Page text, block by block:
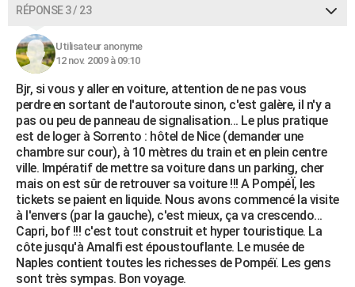
RÉPONSE 3 / 23
Utilisateur anonyme
12 nov. 2009 à 09:10
Bjr, si vous y aller en voiture, attention de ne pas vous
perdre en sortant de l'autoroute sinon, c'est galère, il n'y a
pas ou peu de panneau de signalisation... Le plus pratique
est de loger à Sorrento : hôtel de Nice (demander une
chambre sur cour), à 10 mètres du train et en plein centre
ville. Impératif de mettre sa voiture dans un parking, cher
mais on est sûr de retrouver sa voiture !!! A PompéÏ, les
tickets se paient en liquide. Nous avons commencé la visite
à l'envers (par la gauche), c'est mieux, ça va crescendo...
Capri, bof !!! c'est tout construit et hyper touristique. La
côte jusqu'à Amalfi est époustouflante. Le musée de
Naples contient toutes les richesses de Pompéï. Les gens
sont très sympas. Bon voyage.